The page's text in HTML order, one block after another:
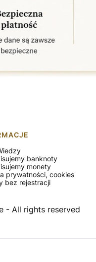
banknoty
monety
prywatności, cookies
bez rejestracji
- All rights reserved